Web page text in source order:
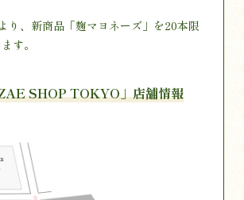
り、新商品「麹マヨネーズ」を20本限
す。
SHOP TOKYO」店舗情報